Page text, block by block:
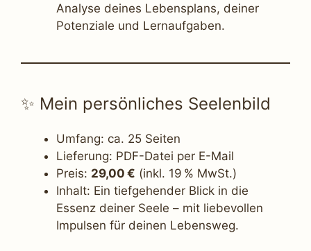
Analyse deines Lebensplans, deiner
Potenziale und Lernaufgaben.
✨ Mein persönliches Seelenbild
Umfang: ca. 25 Seiten
Lieferung: PDF-Datei per E-Mail
Preis: 29,00 € (inkl. 19 % MwSt.)
Inhalt: Ein tiefgehender Blick in die
Essenz deiner Seele – mit liebevollen
Impulsen für deinen Lebensweg.